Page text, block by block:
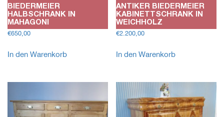
BIEDERMEIER
HALBSCHRANK IN
MAHAGONI
€650,00
In den Warenkorb
ANTIKER BIEDERMEIER
KABINETTSCHRANK IN
WEICHHOLZ
€2.200,00
In den Warenkorb